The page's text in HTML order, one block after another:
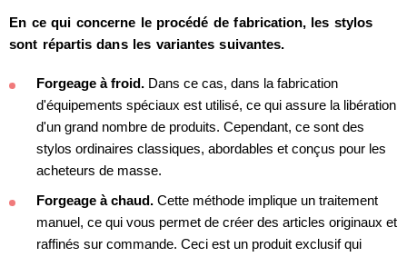
En ce qui concerne le procédé de fabrication, les stylos
sont répartis dans les variantes suivantes.
Forgeage à froid. Dans ce cas, dans la fabrication
d'équipements spéciaux est utilisé, ce qui assure la libération
d'un grand nombre de produits. Cependant, ce sont des
stylos ordinaires classiques, abordables et conçus pour les
acheteurs de masse.
Forgeage à chaud. Cette méthode implique un traitement
manuel, ce qui vous permet de créer des articles originaux et
raffinés sur commande. Ceci est un produit exclusif qui